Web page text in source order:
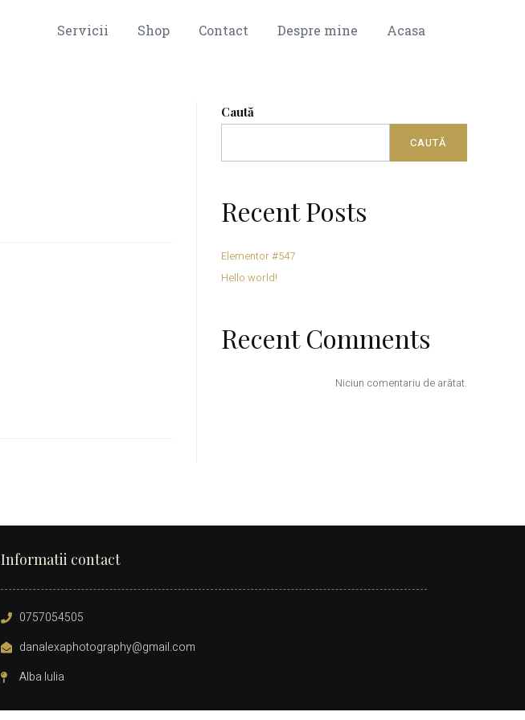
Servicii Shop Contact Despre mine Acasa
Caută
CAUTĂ
Recent Posts
Elementor #547
Hello world!
Recent Comments
Niciun comentariu de arătat.
Informatii contact
0757054505
danalexaphotography@gmail.com
Alba Iulia